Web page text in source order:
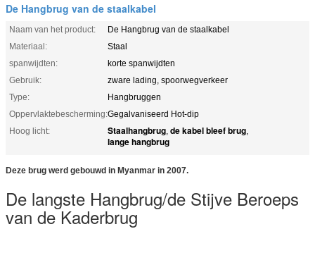
De Hangbrug van de staalkabel
Naam van het product:
De Hangbrug van de staalkabel
Materiaal:
Staal
spanwijdten:
korte spanwijdten
Gebruik:
zware lading, spoorwegverkeer
Type:
Hangbruggen
Oppervlaktebescherming:Gegalvaniseerd Hot-dip
Hoog licht:
Staalhangbrug, de kabel bleef brug,
lange hangbrug
Deze brug werd gebouwd in Myanmar in 2007.
De langste Hangbrug/de Stijve Beroeps
van de Kaderbrug